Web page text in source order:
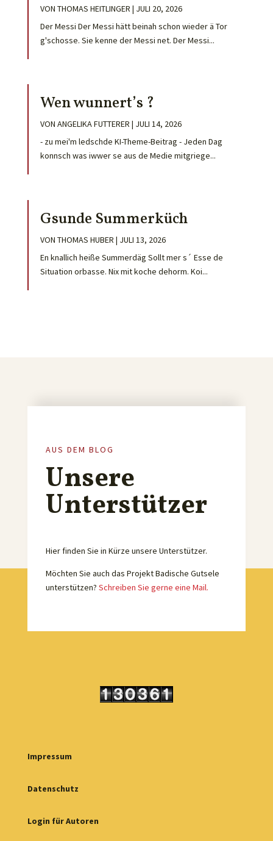
VON THOMAS HEITLINGER | JULI 20, 2026
Der Messi Der Messi hätt beinah schon wieder ä Tor
g'schosse. Sie kenne der Messi net. Der Messi...
Wen wunnert’s ?
VON ANGELIKA FUTTERER | JULI 14, 2026
- zu mei'm ledschde KI-Theme-Beitrag - Jeden Dag
konnsch was iwwer se aus de Medie mitgriege...
Gsunde Summerküch
VON THOMAS HUBER | JULI 13, 2026
En knallich heiße Summerdäg Sollt mer s´ Esse de
Situation orbasse. Nix mit koche dehorm. Koi...
AUS DEM BLOG
Unsere
Unterstützer
Hier finden Sie in Kürze unsere Unterstützer.
Möchten Sie auch das Projekt Badische Gutsele
unterstützen? Schreiben Sie gerne eine Mail.
Impressum
Datenschutz
Login für Autoren